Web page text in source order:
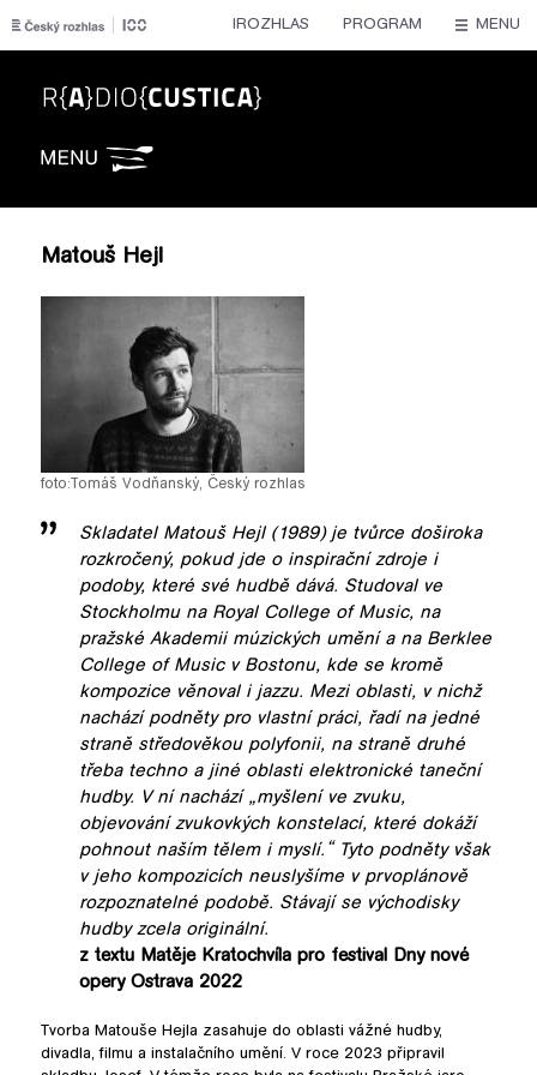
IROZHLAS PROGRAM MENU
Matouš Hejl
foto: Tomáš Vodňanský, Český rozhlas
Skladatel Matouš Hejl (1989) je tvůrce doširoka
rozkročený, pokud jde o inspirační zdroje i
podoby, které své hudbě dává. Studoval ve
Stockholmu na Royal College of Music, na
pražské Akademii múzických umění a na Berklee
College of Music v Bostonu, kde se kromě
kompozice věnoval i jazzu. Mezi oblasti, v nichž
nachází podněty pro vlastní práci, řadí na jedné
straně středověkou polyfonii, na straně druhé
třeba techno a jiné oblasti elektronické taneční
hudby. V ní nachází „myšlení ve zvuku,
objevování zvukovkých konstelací, které dokáží
pohnout naším tělem i myslí.“ Tyto podněty však
v jeho kompozicích neuslyšíme v prvoplánově
rozpoznatelné podobě. Stávají se východisky
hudby zcela originální.
z textu Matěje Kratochvíla pro festival Dny nové
opery Ostrava 2022
Tvorba Matouše Hejla zasahuje do oblasti vážné hudby,
divadla, filmu a instalačního umění. V roce 2023 připravil